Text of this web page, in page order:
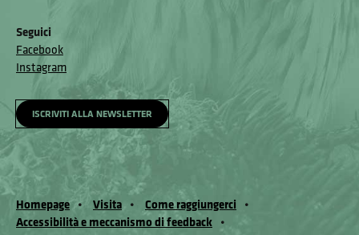
Seguici
Facebook
Instagram
ISCRIVITI ALLA NEWSLETTER
Homepage Visita
Come raggiungerci
Accessibilità e meccanismo di feedback